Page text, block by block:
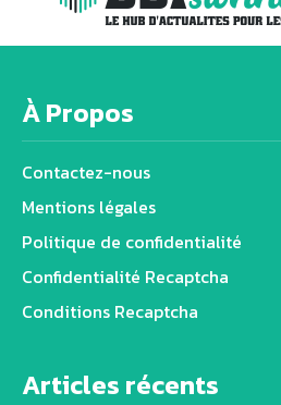
À Propos
Contactez-nous
Mentions légales
Politique de confidentialité
Confidentialité Recaptcha
Conditions Recaptcha
Articles récents